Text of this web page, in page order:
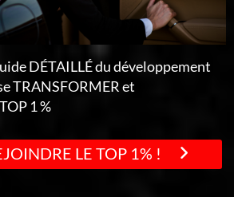
DÉTAILLÉ du développement
TRANSFORMER et
1 %
LE TOP 1% !